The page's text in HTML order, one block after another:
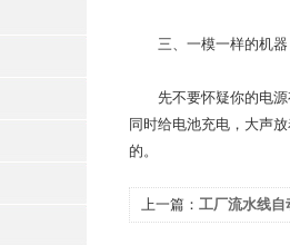
三、一模一样的机器
先不要怀疑你的电源
同时给电池充电，大声
的。
上一篇： 工厂流水线自